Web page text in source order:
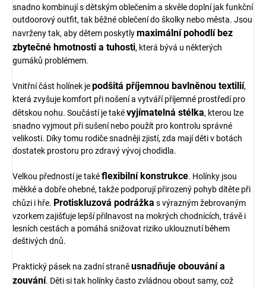
snadno kombinují s dětským oblečením a skvěle doplní jak funkční
outdoorový outfit, tak běžné oblečení do školky nebo města. Jsou
navrženy tak, aby dětem poskytlymaximální pohodlí bez
zbytečné hmotnosti a tuhosti, která bývá u některých
gumáků problémem.
Vnitřní část holínek jepodšitá příjemnou bavlněnou textilií,
která zvyšuje komfort při nošení a vytváří příjemné prostředí pro
dětskou nohu. Součástí je takévyjímatelná stélka, kterou lze
snadno vyjmout při sušení nebo použít pro kontrolu správné
velikosti. Díky tomu rodiče snadněji zjistí, zda mají děti v botách
dostatek prostoru pro zdravý vývoj chodidla.
Velkou předností je takéflexibilní konstrukce. Holínky jsou
měkké a dobře ohebné, takže podporují přirozený pohyb dítěte při
chůzi i hře. Protiskluzová podrážka s výrazným žebrovaným
vzorkem zajišťuje lepší přilnavost na mokrých chodnících, trávě i
lesních cestách a pomáhá snižovat riziko uklouznutí během
deštivých dnů.
Praktický pásek na zadní straněusnadňuje obouvání a
zouvání. Děti si tak holínky často zvládnou obout samy, což